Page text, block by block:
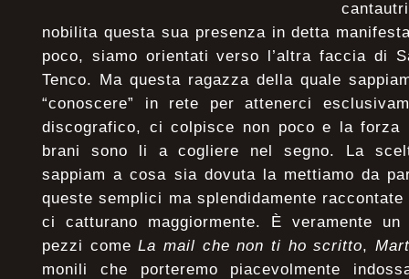
nobilita questa sua presenza in detta
poco, siamo orientati verso l’altra faccia di
Tenco. Ma questa ragazza della quale
“conoscere” in rete per attenerci
discografico, ci colpisce non poco e la forza
brani sono li a cogliere nel segno. La
sappiam a cosa sia dovuta la mettiamo da
queste semplici ma splendidamente
ci catturano maggiormente. È veramente
pezzi comeLa mail che non ti ho scritto,
monili che porteremo piacevolmente